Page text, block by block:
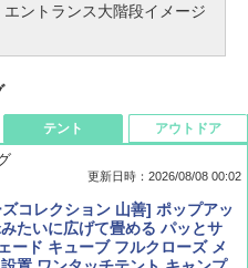
エントランス大階段イメージ
ル) 2026年 9 月号【特別付録:
ル"旅"財布 ランダム2種】
き方 チェンマイ タイ北部の魅
～2027 地球の歩き方D アジア
テント
更新日時：2026/08/08 00:02
コレクション 山善] ポップアッ
たいに広げて畳める パッとサ
ード キューブ フルクローズ メ
アウトドア